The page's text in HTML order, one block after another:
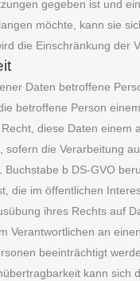
gegeben ist und
möchte, kann sie
die Einschränkung der
Daten betroffene
betroffene Person
diese Daten
die Verarbeitung
b DS-GVO
die im öffentlichen
ihres Rechts auf
Verantwortlichen an
beeinträchtigt
kann